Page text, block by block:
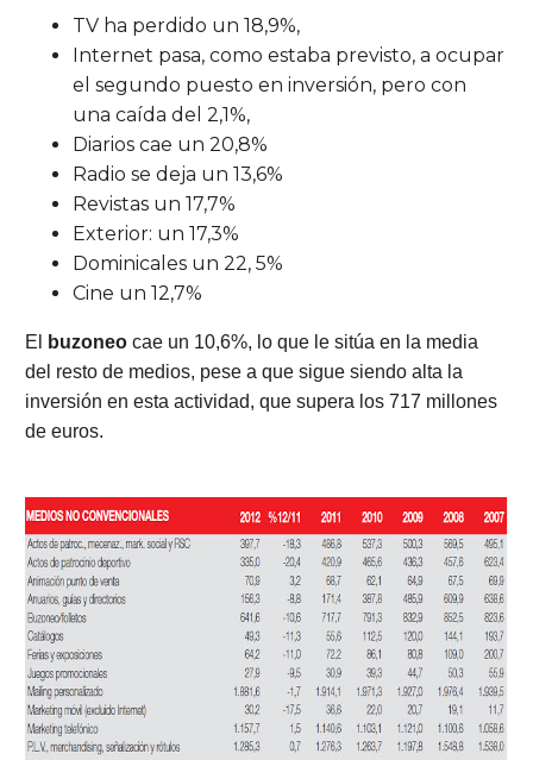
TV ha perdido un 18,9%,
Internet pasa, como estaba previsto, a ocupar
el segundo puesto en inversión, pero con
una caída del 2,1%,
Diarios cae un 20,8%
Radio se deja un 13,6%
Revistas un 17,7%
Exterior: un 17,3%
Dominicales un 22, 5%
Cine un 12,7%
El buzoneo cae un 10,6%, lo que le sitúa en la media
del resto de medios, pese a que sigue siendo alta la
inversión en esta actividad, que supera los 717 millones
de euros.